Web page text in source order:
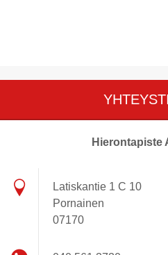
Hierontapiste
Latiskantie 1 C 10
Pornainen
07170